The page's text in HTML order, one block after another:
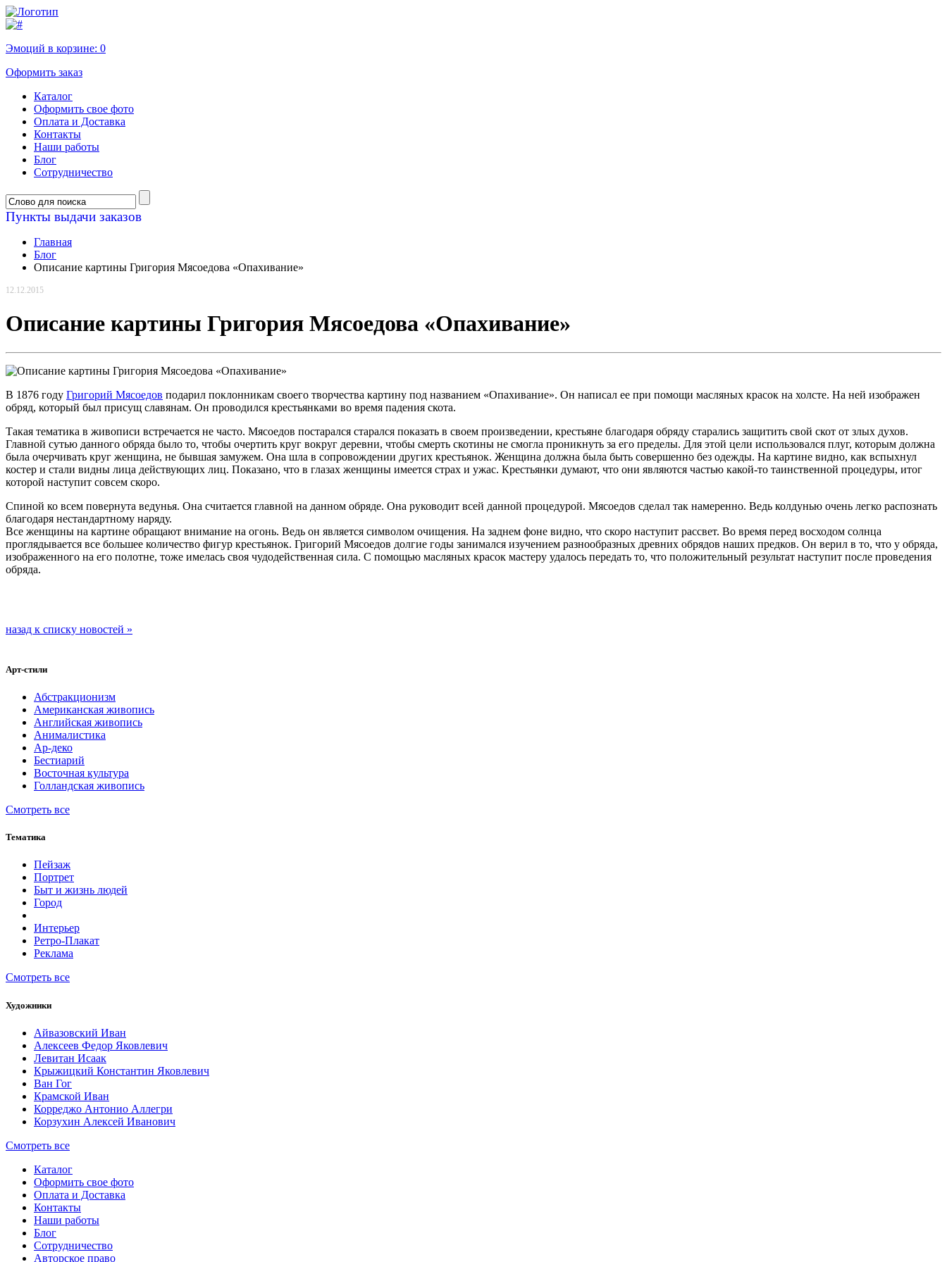
Эмоций в корзине: 0
Оформить заказ
Каталог
Оформить свое фото
Оплата и Доставка
Контакты
Наши работы
Блог
Сотрудничество
Пункты выдачи заказов
Главная
Блог
Описание картины Григория Мясоедова «Опахивание»
12.12.2015
Описание картины Григория Мясоедова «Опахивание»
В 1876 году Григорий Мясоедов подарил поклонникам своего творчества картину под названием «Опахивание». Он написал ее при помощи масляных красок на холсте. На ней изображен
обряд, который был присущ славянам. Он проводился крестьянками во время падения скота.
Такая тематика в живописи встречается не часто. Мясоедов постарался старался показать в своем произведении, крестьяне благодаря обряду старались защитить свой скот от злых духов.
Главной сутью данного обряда было то, чтобы очертить круг вокруг деревни, чтобы смерть скотины не смогла проникнуть за его пределы. Для этой цели использовался плуг, которым должна
была очерчивать круг женщина, не бывшая замужем. Она шла в сопровождении других крестьянок. Женщина должна была быть совершенно без одежды. На картине видно, как вспыхнул
костер и стали видны лица действующих лиц. Показано, что в глазах женщины имеется страх и ужас. Крестьянки думают, что они являются частью какой-то таинственной процедуры, итог
которой наступит совсем скоро.
Спиной ко всем повернута ведунья. Она считается главной на данном обряде. Она руководит всей данной процедурой. Мясоедов сделал так намеренно. Ведь колдунью очень легко распознать
благодаря нестандартному наряду.
Все женщины на картине обращают внимание на огонь. Ведь он является символом очищения. На заднем фоне видно, что скоро наступит рассвет. Во время перед восходом солнца
проглядывается все большее количество фигур крестьянок. Григорий Мясоедов долгие годы занимался изучением разнообразных древних обрядов наших предков. Он верил в то, что у обряда,
изображенного на его полотне, тоже имелась своя чудодейственная сила. С помощью масляных красок мастеру удалось передать то, что положительный результат наступит после проведения
обряда.
назад к списку новостей »
Арт-стили
Абстракционизм
Американская живопись
Английская живопись
Анималистика
Ар-деко
Бестиарий
Восточная культура
Голландская живопись
Смотреть все
Тематика
Пейзаж
Портрет
Быт и жизнь людей
Город
Интерьер
Ретро-Плакат
Реклама
Смотреть все
Художники
Айвазовский Иван
Алексеев Федор Яковлевич
Левитан Исаак
Крыжицкий Константин Яковлевич
Ван Гог
Крамской Иван
Корреджо Антонио Аллегри
Корзухин Алексей Иванович
Смотреть все
Каталог
Оформить свое фото
Оплата и Доставка
Контакты
Наши работы
Блог
Сотрудничество
Авторское право